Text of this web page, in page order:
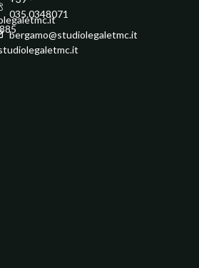
035.0348071
bergamo@studiolegaletmc.it